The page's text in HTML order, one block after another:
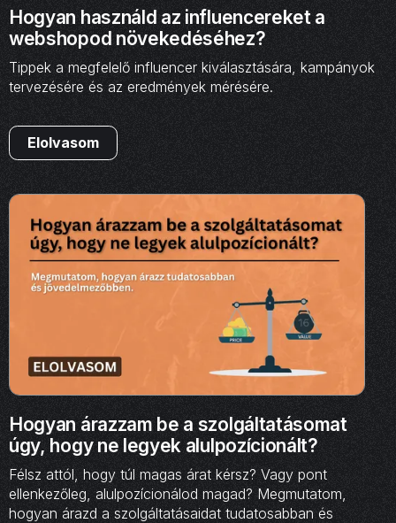
Hogyan használd az influencereket a
webshopod növekedéséhez?
Tippek a megfelelő influencer kiválasztására, kampányok
tervezésére és az eredmények mérésére.
Elolvasom
Hogyan árazzam be a szolgáltatásomat
úgy, hogy ne legyek alulpozícionált?
Félsz attól, hogy túl magas árat kérsz? Vagy pont
ellenkezőleg, alulpozícionálod magad? Megmutatom,
hogyan árazd a szolgáltatásaidat tudatosabban és